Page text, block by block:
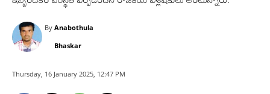
By Anabothula
Bhaskar
Thursday, 16 January 2025, 12:47 PM